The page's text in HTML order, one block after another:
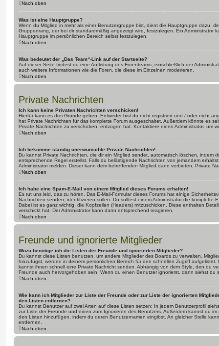
Nach oben
Was ist eine Hauptgruppe?
Wenn du Mitglied in mehr als einer Benutzergruppe bist, dient die Hauptgruppe dazu,
Gruppenrang, der bei dir standardmäßig angezeigt wird, festzulegen. Ein Administrator
Hauptgruppe im persönlichen Bereich selbst festzulegen.
Nach oben
Was bedeutet der „Das Team“-Link auf der Startseite?
Auf dieser Seite findest du eine Auflistung des Forenteams, einschließlich der
auch weitere Informationen wie die Foren, die diese im Einzelnen moderieren.
Nach oben
Private Nachrichten
Ich kann keine Privaten Nachrichten verschicken!
Hierfür kann es drei Gründe geben: Entweder bist du nicht registriert und / oder nicht
hat Private Nachrichten für das komplette Forum ausgeschaltet. Außerdem könnte es
Private Nachrichten zu verschicken, entzogen hat. Kontaktiere einen Administrator, um
Nach oben
Ich bekomme ständig unerwünschte Private Nachrichten!
Du kannst Private Nachrichten, die dir ein Mitglied sendet, automatisch löschen, indem
entsprechende Regel erstellst. Falls du belästigende Nachrichten von jemandem
Administrator melden. Dieser kann dem betreffenden Mitglied dann verbieten, Private
Nach oben
Ich habe eine Spam-E-Mail von einem Mitglied dieses Forums erhalten!
Es tut uns leid, das zu hören. Das E-Mail-Formular dieses Forums hat einige
Nachrichten senden, identifizieren sollen. Du solltest einem Administrator die komplette
Dabei ist es ganz wichtig, die Kopfzeilen (Headers) mitzuschicken. Diese enthalten
verschickt hat. Der Administrator kann dann entsprechend reagieren.
Nach oben
Freunde und ignorierte Mitglieder
Wozu benötige ich die Listen der Freunde und ignorierten Mitglieder?
Du kannst diese Listen benutzen, um andere Mitglieder des Boards zu verwalten.
hinzufügst, werden in deinem persönlichen Bereich für den schnellen Zugriff
kannst ihnen schnell eine Private Nachricht senden. Abhängig von dem Style, den du
Freunde auch hervorgehoben sein. Wenn du einen Benutzer ignorierst, dann siehst du
Nach oben
Wie kann ich Mitglieder zur Liste der Freunde oder zur Liste der ignorierten
den Listen entfernen?
Du kannst Benutzer auf zwei Arten auf diese Listen setzen: In jedem Benutzerprofil
zur Liste der Freunde und einen zum Ignorieren des Benutzers. Außerdem kannst du
den Listen hinzufügen, indem du deren Benutzernamen eingibst. An gleicher Stelle
entfernen.
Nach oben